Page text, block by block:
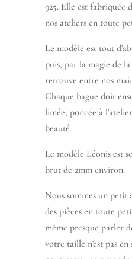
925. Elle est fabriquée
nos ateliers en toute
Le modèle est tout
puis, par la magie de
retrouve entre nos
Chaque bague doit
limée, poncée à
beauté.
Le modèle Léonis est
brut de 2mm environ.
Nous sommes un
des pièces en toute
même presque parler
votre taille n'est pas en